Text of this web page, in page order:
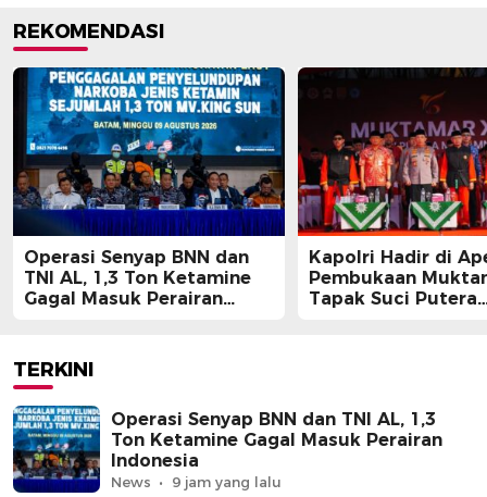
REKOMENDASI
Operasi Senyap BNN dan
TNI AL, 1,3 Ton Ketamine
Gagal Masuk Perairan
Kapolri Hadir di
Pembukaan
Tapak Suci Putera
TERKINI
Operasi Senyap BNN dan TNI AL, 1,3
Ton Ketamine Gagal Masuk Perairan
Indonesia
News 9 jam yang lalu